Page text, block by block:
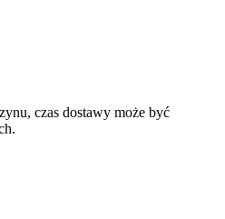
czas dostawy może być